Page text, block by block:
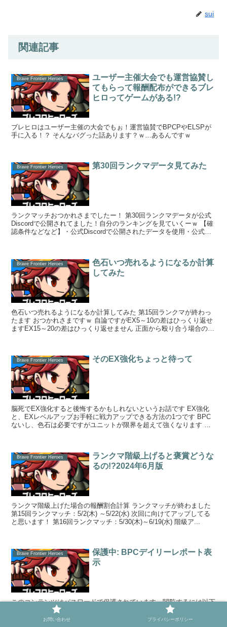
sui
関連記事
Brave Frontier Heroes
ユーザー主催大会でも運営協賛し
てもらって報酬配布ができるブレ
ヒロってゲームがある!?
ブレヒロはユーザー主催の大会でもぉ！運営協賛でBPCPやELSPが
手に入る！？ そんなバグった話あります？ｗ…あるんですｗ
Brave Frontier Heroes 第30回ランクマデータ見てみた
ランクマッチおつかれさまでしたー！ 第30回ランクマデータが公式
Discordで公開されてました！自分のランキングを見ていくーｗ 【確
認条件などなど】・公式Discordで公開されたデータを使用・公式デ
Brave Frontier Heroes
色石いつ売れるようになるか計算
してみた
色石いつ売れるようになるか計算してみた 第15回ランクマが終わっ
たます おつかれさまですｗ 自論ですがEX5～10の差はひっくり返せ
ますEX15～20の差はひっくり返せません 正面から殴り合う場合の話
Brave Frontier Heroes そのEX強化ちょっと待って
脳死でEX強化すると後悔するかもしれないというお話です EX強化
と、EXレベルアップお手軽に戦力アップできる方法の1つです BPC
ないし、色石は必要ですがユニットが限界を超えて強くなります ソ
Brave Frontier Heroes
ランクマ階級上げると褒賞どうな
るの!?2024年6月版
ランクマ階級上げた場合の報酬割合計算 ランクマッチが終わました
第15回ランクマッチ：5/2(木) ～5/22(水) 次回に向けてアップしてる
と思います！ 第16回ランクマッチ：5/30(木)～6/19(水) 階級ア...
Brave Frontier Heroes
保護中: BPCデイリーレポート表
示
このコンテンツはパスワードで保護されています。閲覧するには以下
お問い合わせ プライバシーポリシー